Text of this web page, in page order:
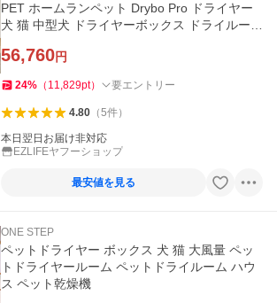
PET ホームランペット Drybo Pro ドライヤー
犬 猫 中型犬 ドライヤーボックス ドライルーム
56,760円
24% （ 11,829pt） 要エントリー
4.80（5件）
本日翌日お届け非対応
EZLIFEヤフーショップ
最安値を見る
ONE STEP
ペットドライヤー ボックス 犬 猫 大風量 ペッ
トドライヤールーム ペットドライルーム ハウ
ス ペット乾燥機